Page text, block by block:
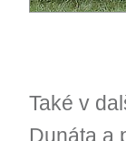
Také v
Dunáta a